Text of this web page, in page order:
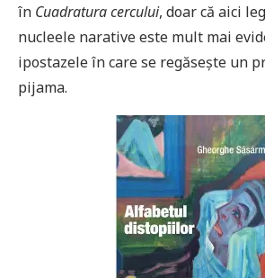
în Cuadratura cercului, doar că aici
nucleele narative este mult mai
ipostazele în care se regăseşte un
pijama.